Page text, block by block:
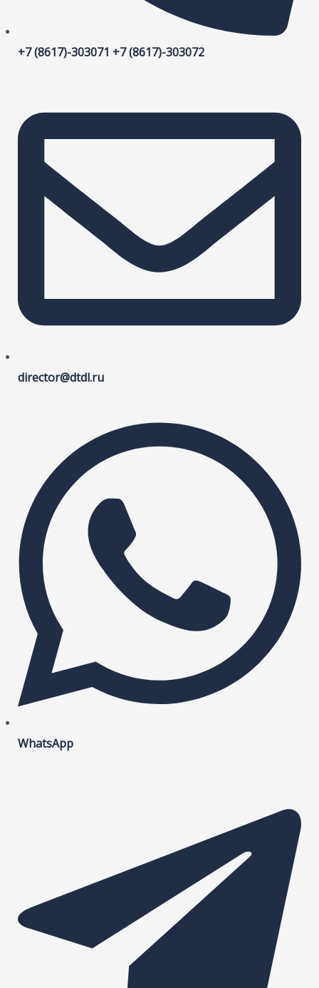
+7 (8617)-303071 +7 (8617)-303072
director@dtdl.ru
WhatsApp